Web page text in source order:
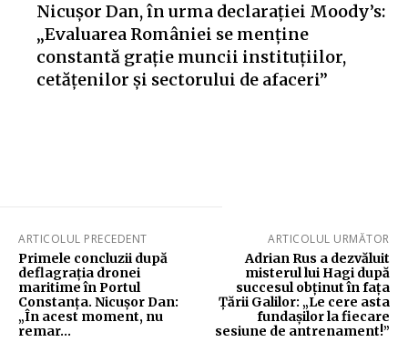
Nicușor Dan, în urma declarației Moody’s:
„Evaluarea României se menține
constantă grație muncii instituțiilor,
cetățenilor și sectorului de afaceri”
ARTICOLUL PRECEDENT
Primele concluzii după
deflagrația dronei
maritime în Portul
Constanța. Nicușor Dan:
„În acest moment, nu
remar…
ARTICOLUL URMĂTOR
Adrian Rus a dezvăluit
misterul lui Hagi după
succesul obținut în fața
Țării Galilor: „Le cere asta
fundașilor la fiecare
sesiune de antrenament!”